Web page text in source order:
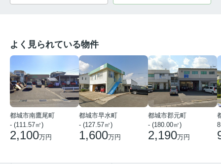
よく見られている物件
都城市南鷹尾町
- (111.57㎡)
2,100万円
都城市早水町
- (127.57㎡)
1,600万円
都城市郡元町
- (180.00㎡)
2,190万円